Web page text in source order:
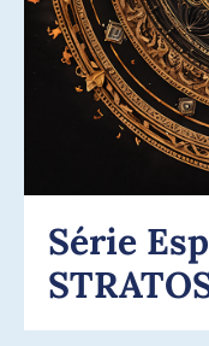
Série